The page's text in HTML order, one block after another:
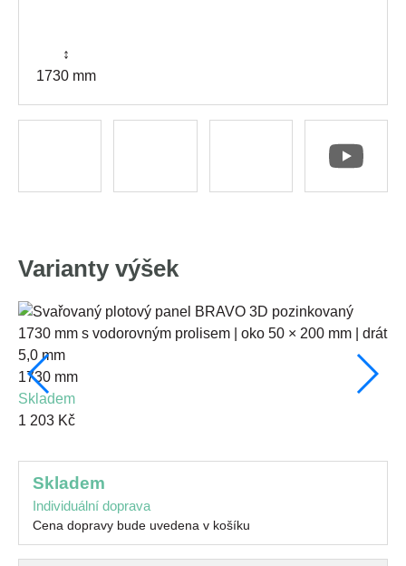
↕
1730 mm
Varianty výšek
1730 mm
skladem
1 203 Kč
skladem
Individuální doprava
Cena dopravy bude uvedena v košíku